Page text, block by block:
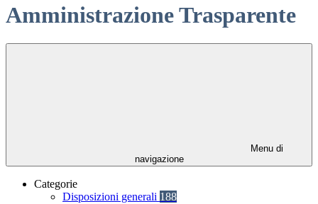
Amministrazione Trasparente
Menu di
navigazione
Categorie
Disposizioni generali 188